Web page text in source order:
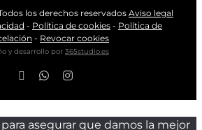
los derechos reservados Aviso legal
- Política de cookies - Política de
- Revocar cookies
y desarrollo por 365studio.es
FacebookWhatsAppInstagram
asegurar que damos la mejor